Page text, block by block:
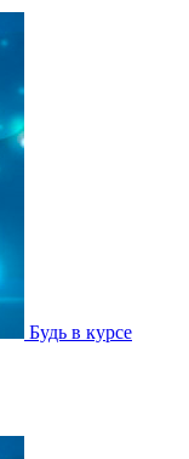
Будь в курсе